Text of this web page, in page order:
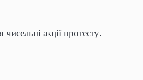
акції протесту.